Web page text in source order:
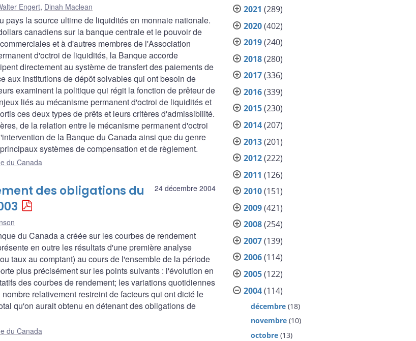
Engert, Dinah Maclean
la source ultime de liquidités en monnaie nationale.
canadiens sur la banque centrale et le pouvoir de
et à d'autres membres de l'Association
d'octroi de liquidités, la Banque accorde
directement au système de transfert des paiements de
aux institutions de dépôt solvables qui ont besoin de
examinent la politique qui régit la fonction de prêteur de
liés au mécanisme permanent d'octroi de liquidités et
ces deux types de prêts et leurs critères d'admissibilité.
de la relation entre le mécanisme permanent d'octroi
de la Banque du Canada ainsi que du genre
systèmes de compensation et de règlement.
du Canada
24 décembre 2004
des obligations du
du Canada a créée sur les courbes de rendement
en outre les résultats d'une première analyse
taux au comptant) au cours de l'ensemble de la période
plus précisément sur les points suivants : l'évolution en
des courbes de rendement; les variations quotidiennes
relativement restreint de facteurs qui ont dicté le
qu'on aurait obtenu en détenant des obligations de
du Canada
2021 (289)
2020(402)
2019(240)
2018(280)
2017(336)
2016(339)
2015(230)
2014(207)
2013(201)
2012(222)
2011 (126)
2010(151)
2009(421)
2008(254)
2007(139)
2006(114)
2005(122)
2004(114)
décembre (18)
novembre (10)
octobre (13)